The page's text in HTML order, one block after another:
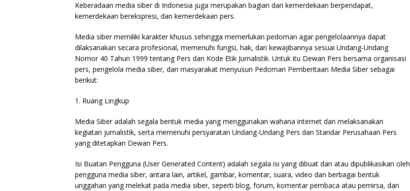
Keberadaan media siber di Indonesia juga merupakan bagian dari kemerdekaan berpendapat,
kemerdekaan berekspresi, dan kemerdekaan pers.
Media siber memiliki karakter khusus sehingga memerlukan pedoman agar pengelolaannya dapat
dilaksanakan secara profesional, memenuhi fungsi, hak, dan kewajibannya sesuai Undang-Undang
Nomor 40 Tahun 1999 tentang Pers dan Kode Etik Jurnalistik. Untuk itu Dewan Pers bersama organisasi
pers, pengelola media siber, dan masyarakat menyusun Pedoman Pemberitaan Media Siber sebagai
berikut:
1. Ruang Lingkup
Media Siber adalah segala bentuk media yang menggunakan wahana internet dan melaksanakan
kegiatan jurnalistik, serta memenuhi persyaratan Undang-Undang Pers dan Standar Perusahaan Pers
yang ditetapkan Dewan Pers.
Isi Buatan Pengguna (User Generated Content) adalah segala isi yang dibuat dan atau dipublikasikan oleh
pengguna media siber, antara lain, artikel, gambar, komentar, suara, video dan berbagai bentuk
unggahan yang melekat pada media siber, seperti blog, forum, komentar pembaca atau pemirsa, dan